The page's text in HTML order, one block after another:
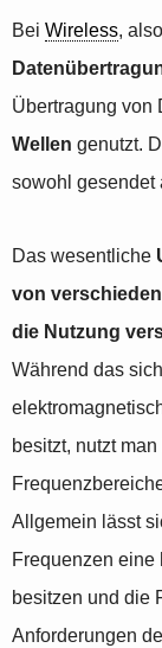
Bei Wireless, also
Übertragung von
Wellen genutzt.
sowohl gesendet
Das wesentliche
von
die Nutzung
Während das
besitzt, nutzt
Allgemein lässt
Frequenzen
besitzen und die
Anforderungen